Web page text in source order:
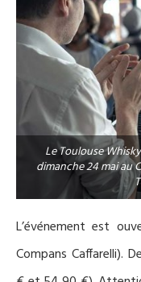
Le Toulouse
dimanche 24 mai au
L’événement est
Compans Caffarelli).